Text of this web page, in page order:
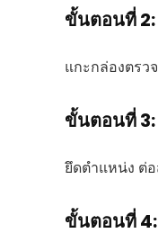
ขั้นตอนที่
แกะกล่องตรว
ขั้นตอนที่
ยึดตำแหน่ง ต่อ
ขั้นตอนที่ 4: